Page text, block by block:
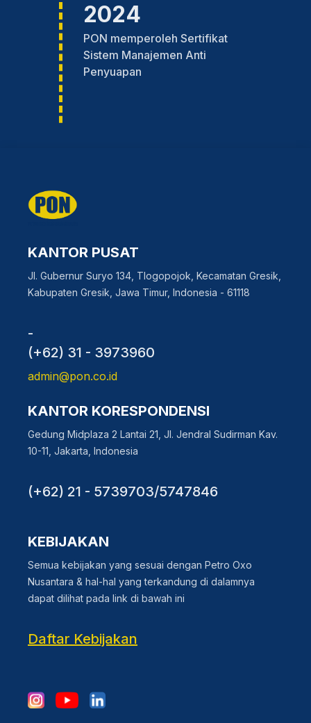
2024
PON memperoleh Sertifikat
Sistem Manajemen Anti
Penyuapan
KANTOR PUSAT
Jl. Gubernur Suryo 134, Tlogopojok, Kecamatan Gresik,
Kabupaten Gresik, Jawa Timur, Indonesia - 61118
-
(+62) 31 - 3973960
admin@pon.co.id
KANTOR KORESPONDENSI
Gedung Midplaza 2 Lantai 21, Jl. Jendral Sudirman Kav.
10-11, Jakarta, Indonesia
(+62) 21 - 5739703/5747846
KEBIJAKAN
Semua kebijakan yang sesuai dengan Petro Oxo
Nusantara & hal-hal yang terkandung di dalamnya
dapat dilihat pada link di bawah ini
Daftar Kebijakan